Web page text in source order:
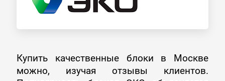
Купить качественные блоки в Москве
можно, изучая отзывы клиентов.